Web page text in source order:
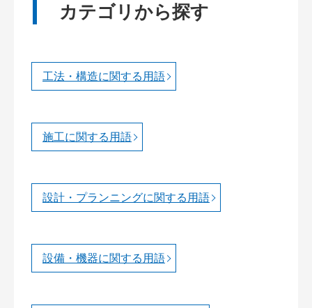
カテゴリから探す
工法・構造に関する用語
施工に関する用語
設計・プランニングに関する用語
設備・機器に関する用語